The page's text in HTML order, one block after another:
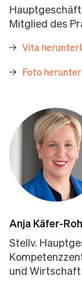
Mitglied des
Vita
Foto
Anja Käfer-
Stellv.
und Wirtschaft